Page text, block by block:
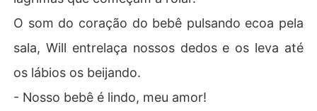
O som do coração do bebê pulsando ecoa pela
sala, Will entrelaça nossos dedos e os leva até
os lábios os beijando.
- Nosso bebê é lindo, meu amor!